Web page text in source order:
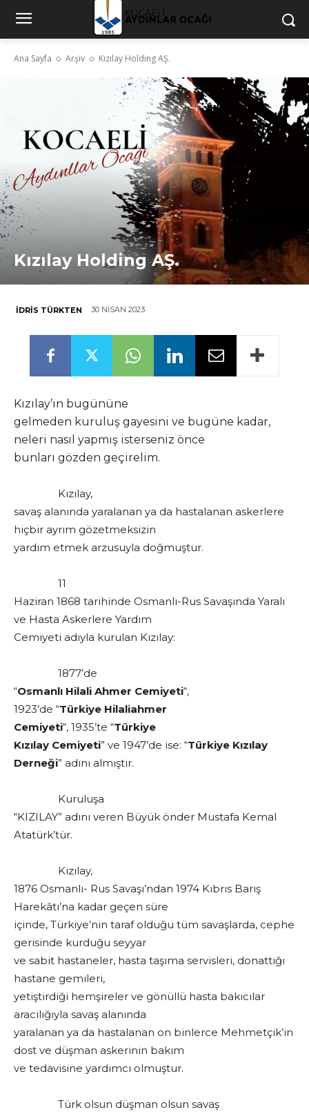
Ana Sayfa Arşiv Kızılay Holding AŞ.
Kızılay Holding AŞ.
İDRIS TÜRKTEN 30 NISAN 2023
Kızılay’ın bugününe
gelmeden kuruluş gayesini ve bugüne kadar,
neleri nasıl yapmış isterseniz önce
bunları gözden geçirelim.
Kızılay,
savaş alanında yaralanan ya da hastalanan askerlere
hiçbir ayrım gözetmeksizin
yardım etmek arzusuyla doğmuştur.
11
Haziran 1868 tarihinde Osmanlı-Rus Savaşında Yaralı
ve Hasta Askerlere Yardım
Cemiyeti adıyla kurulan Kızılay:
1877’de
“Osmanlı Hilali Ahmer Cemiyeti“,
1923’de “Türkiye Hilaliahmer
Cemiyeti“, 1935’te “Türkiye
Kızılay Cemiyeti” ve 1947’de ise: “Türkiye Kızılay
Derneği” adını almıştır.
Kuruluşa
“KIZILAY” adını veren Büyük önder Mustafa Kemal
Atatürk’tür.
Kızılay,
1876 Osmanlı- Rus Savaşı’ndan 1974 Kıbrıs Barış
Harekâtı’na kadar geçen süre
içinde, Türkiye’nin taraf olduğu tüm savaşlarda, cephe
gerisinde kurduğu seyyar
ve sabit hastaneler, hasta taşıma servisleri, donattığı
hastane gemileri,
yetiştirdiği hemşireler ve gönüllü hasta bakıcılar
aracılığıyla savaş alanında
yaralanan ya da hastalanan on binlerce Mehmetçik’in
dost ve düşman askerinin bakım
ve tedavisine yardımcı olmuştur.
Türk olsun düşman olsun savaş